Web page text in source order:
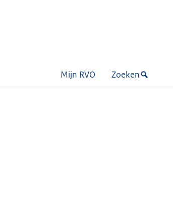
Mijn RVO Zoeken